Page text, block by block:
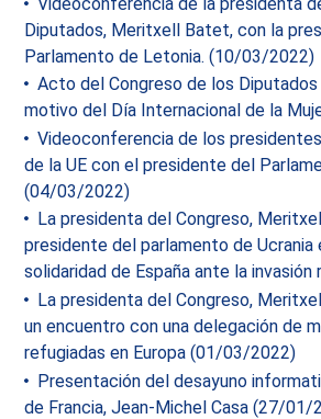
Diputados, Meritxell Batet, con la
Parlamento de Letonia. (10/03/2022)
Acto del Congreso de los
motivo del Día Internacional de la
Videoconferencia de los
de la UE con el presidente del
(04/03/2022)
La presidenta del Congreso,
presidente del parlamento de Ucrania
solidaridad de España ante la
La presidenta del Congreso,
un encuentro con una delegación de
refugiadas en Europa (01/03/2022)
Presentación del desayuno
de Francia, Jean-Michel Casa (27/01/